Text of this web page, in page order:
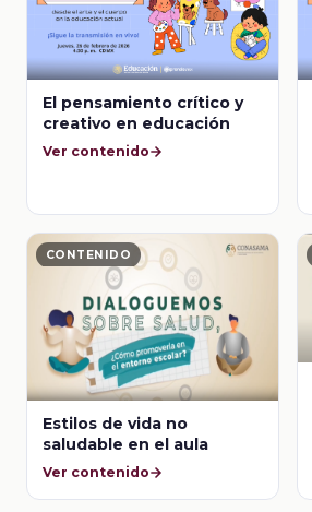
El pensamiento crítico y
creativo en educación
Ver contenido
CONTENIDO
Estilos de vida no
saludable en el aula
Ver contenido